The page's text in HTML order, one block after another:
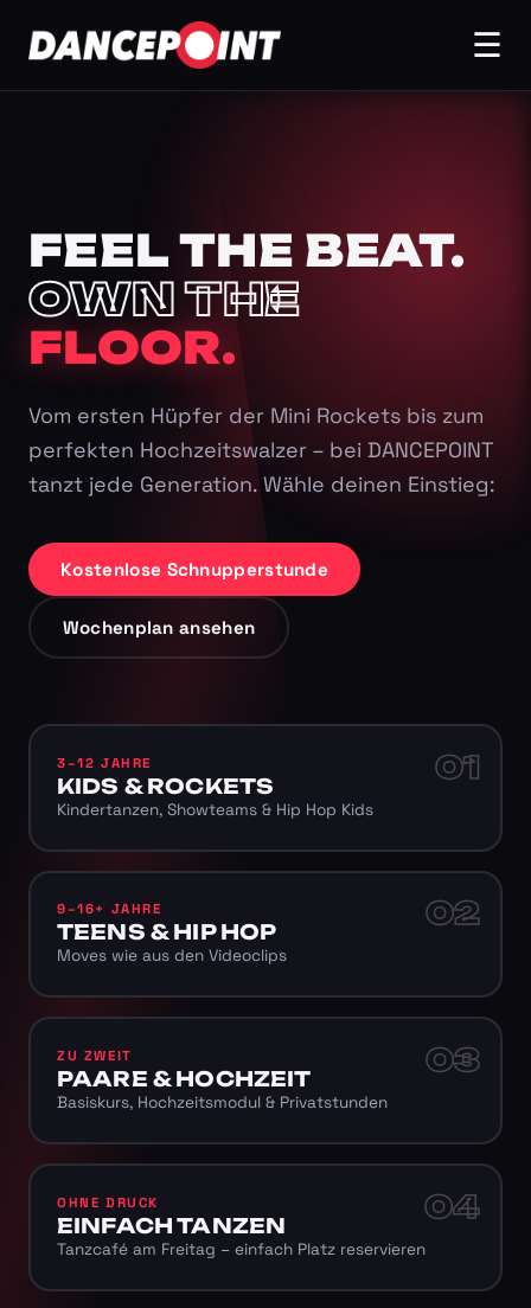
☰
FEEL THE BEAT.
OWN THE
FLOOR.
Vom ersten Hüpfer der Mini Rockets bis zum
perfekten Hochzeitswalzer – bei DANCEPOINT
tanzt jede Generation. Wähle deinen Einstieg:
Kostenlose Schnupperstunde
Wochenplan ansehen
01
3–12 JAHRE
KIDS & ROCKETS
Kindertanzen, Showteams & Hip Hop Kids
02
9–16+ JAHRE
TEENS & HIP HOP
Moves wie aus den Videoclips
03
ZU ZWEIT
PAARE & HOCHZEIT
Basiskurs, Hochzeitsmodul & Privatstunden
04
OHNE DRUCK
EINFACH TANZEN
Tanzcafé am Freitag – einfach Platz reservieren